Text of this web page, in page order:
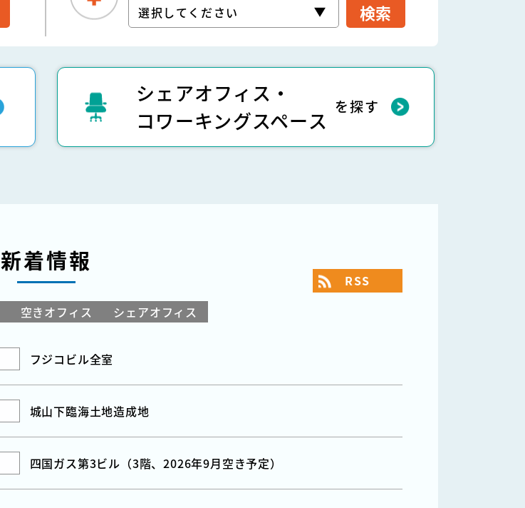
検索
シェアオフィス・
コワーキングスペース
を探す
新着情報
RSS
空きオフィス シェアオフィス
フジコビル全室
城山下臨海土地造成地
四国ガス第3ビル（3階、2026年9月空き予定）